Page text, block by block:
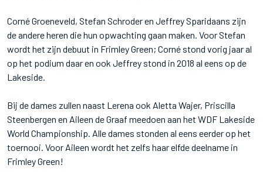
Corné Groeneveld, Stefan Schroder en Jeffrey Sparidaans zijn
de andere heren die hun opwachting gaan maken. Voor Stefan
wordt het zijn debuut in Frimley Green; Corné stond vorig jaar al
op het podium daar en ook Jeffrey stond in 2018 al eens op de
Lakeside.
Bij de dames zullen naast Lerena ook Aletta Wajer, Priscilla
Steenbergen en Aileen de Graaf meedoen aan het WDF Lakeside
World Championship. Alle dames stonden al eens eerder op het
toernooi. Voor Aileen wordt het zelfs haar elfde deelname in
Frimley Green!